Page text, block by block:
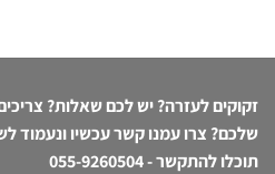
זקוקים לעזרה? יש לכם שאלות?
שלכם? צרו עמנו קשר עכשיו ונעמוד
תוכלו להתקשר -055-9260504